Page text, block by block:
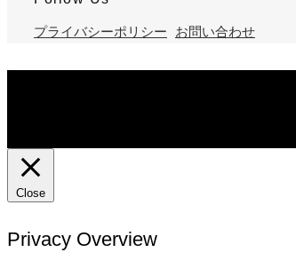
プライバシーポリシー お問い合わせ
Close
Privacy Overview